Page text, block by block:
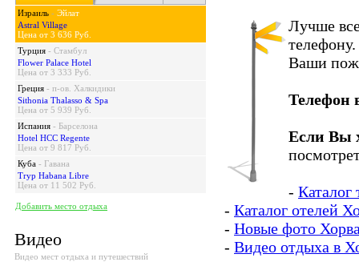
Израиль - Эйлат
Astral Village
Цена от 3 636 Руб.
Турция - Стамбул
Flower Palace Hotel
Цена от 3 333 Руб.
Греция - п-ов. Халкидики
Sithonia Thalasso & Spa
Цена от 5 939 Руб.
Испания - Барселона
Hotel HCC Regente
Цена от 9 817 Руб.
Куба - Гавана
Tryp Habana Libre
Цена от 11 502 Руб.
Добавить место отдыха
Видео
Видео мест отдыха и путешествий
Лучше
Ваши
Телефон
Если Вы
- Каталог
- Каталог отелей
- Новые фото
- Видео отдыха в